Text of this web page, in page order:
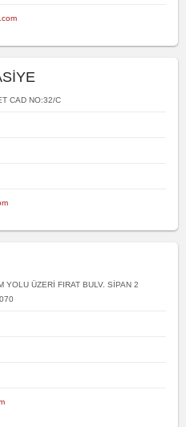
CAD NO:32/C
YOLU ÜZERİ FIRAT BULV. SİPAN 2